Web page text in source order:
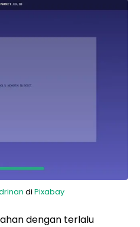
di Pixabay
dengan terlalu